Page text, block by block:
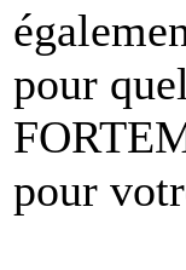
pour
pour